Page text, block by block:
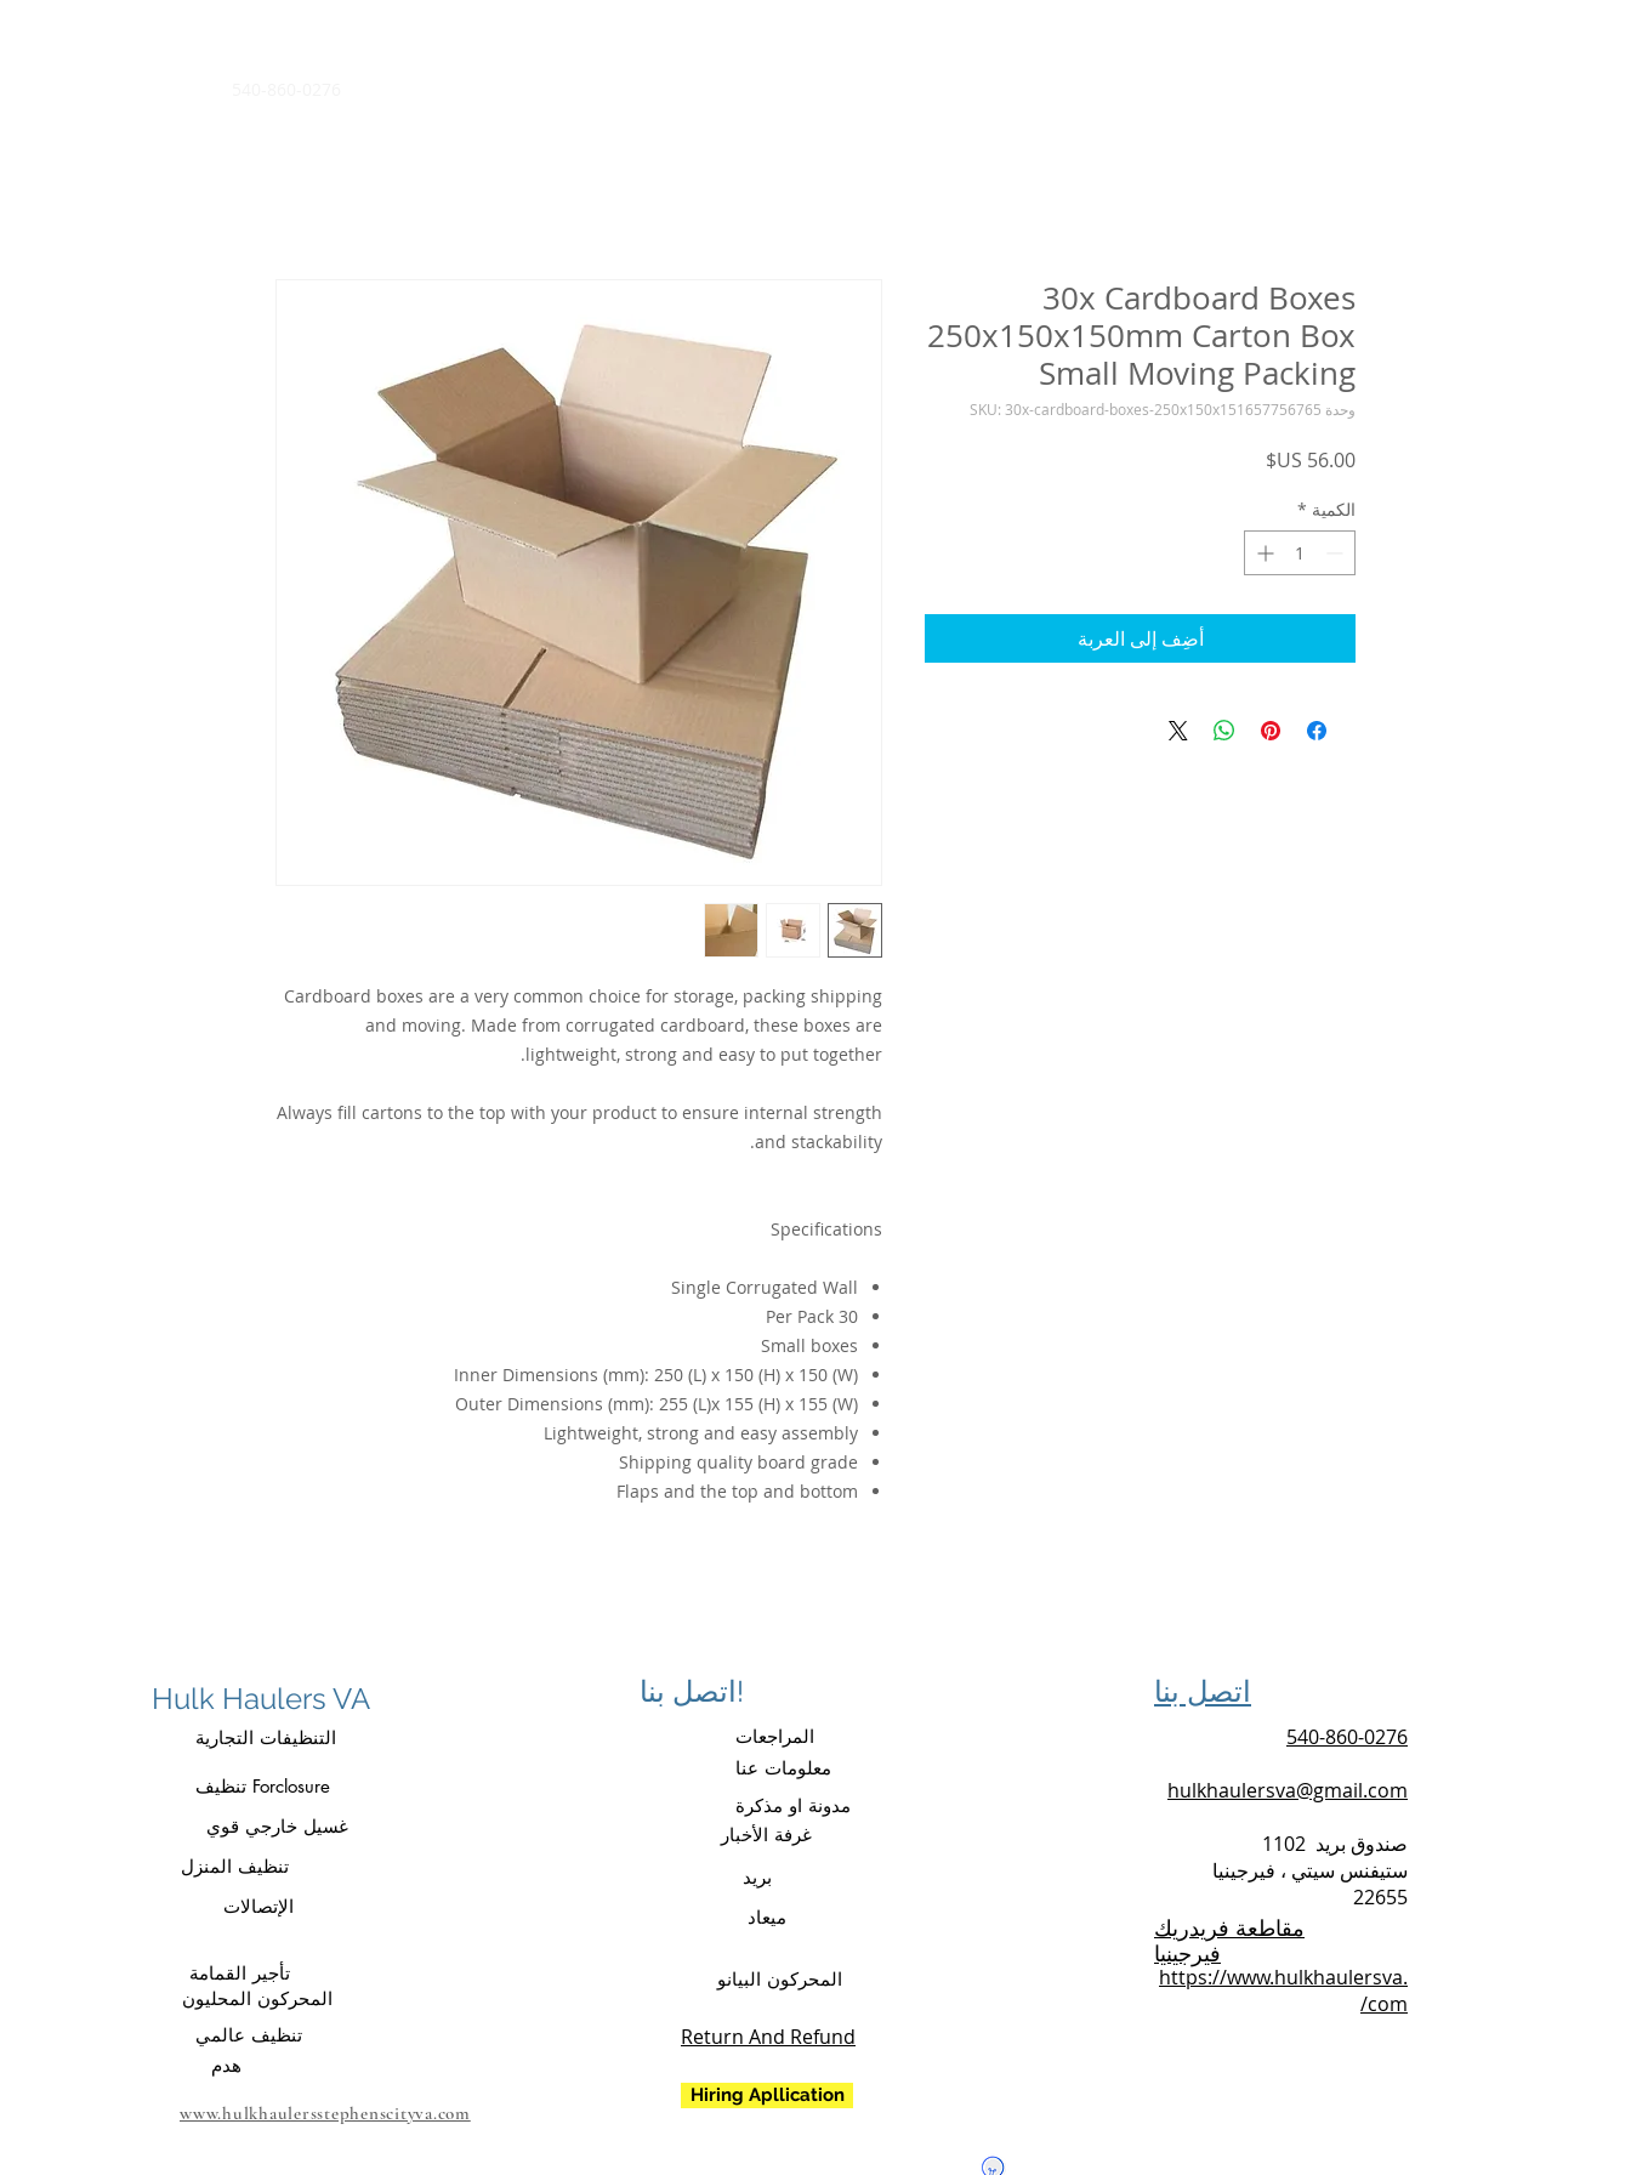
Cardboard boxes are a very common choice for storage, packing shipping
and moving. Made from corrugated cardboard, these boxes are
lightweight, strong and easy to put together.
Always fill cartons to the top with your product to ensure internal strength
and stackability.
Specifications
Single Corrugated Wall
30 Per Pack
Small boxes
Inner Dimensions (mm): 250 (L) x 150 (H) x 150 (W)
Outer Dimensions (mm): 255 (L)x 155 (H) x 155 (W)
Lightweight, strong and easy assembly
Shipping quality board grade
Flaps and the top and bottom
30x Cardboard Boxes
250x150x150mm Carton Box
Small Moving Packing
وحدة SKU: 30x-cardboard-boxes-250x150x151657756765
الكمية *
أضِف إلى العربة
Hulk Haulers VA اتصل بنا! اتصل بنا
التنظيفات التجارية
تنظيف Forclosure
غسيل خارجي قوي
تنظيف المنزل
الإتصالات
تأجير القمامة
المحركون المحليون
تنظيف عالمي
هدم
www.hulkhaulersstephenscityva.com
المراجعات
معلومات عنا
مدونة او مذكرة
غرفة الأخبار
بريد
ميعاد
المحركون البيانو
Return And Refund
Hiring Apllication
540-860-0276
hulkhaulersva@gmail.com
صندوق بريد 1102
ستيفنس سيتي ، فيرجينيا
22655
https://www.hulkhaulersva.
com/
مقاطعة فريدريك
فيرجينيا